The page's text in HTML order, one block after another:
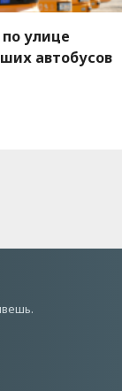
улице
автобусов